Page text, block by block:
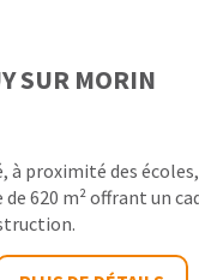
SUR MORIN
proximité des
620 m² offrant un